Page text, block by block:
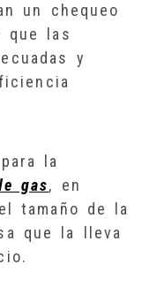
un chequeo
que las
y
la
gas, en
tamaño de la
que la lleva